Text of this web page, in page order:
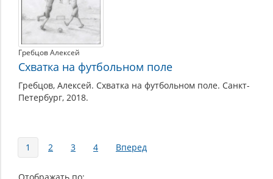
Гребцов Алексей
Схватка на футбольном поле
Гребцов, Алексей. Схватка на футбольном поле. Санкт-
Петербург, 2018.
Страницы
1 2 3 4 Вперед